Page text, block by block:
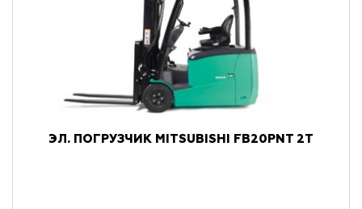
ЭЛ. ПОГРУЗЧИК MITSUBISHI FB20PNT 2Т